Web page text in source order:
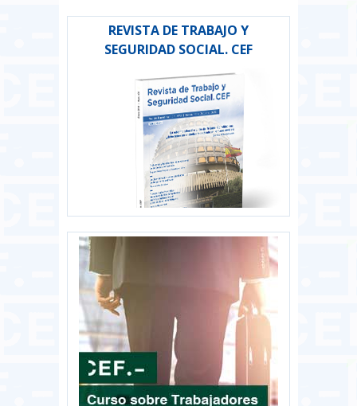
REVISTA DE TRABAJO Y
SEGURIDAD SOCIAL. CEF